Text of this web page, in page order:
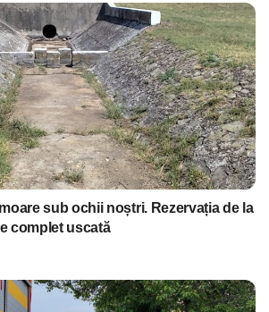
sub ochii noștri. Rezervația de la
complet uscată